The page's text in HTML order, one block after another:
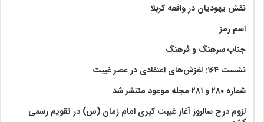
نقش یهودیان در واقعه کربلا
اسم رمز
جناب سرهنگ و فرهنگ
نشست ۱۶۴: لغزش‌های اعتقادی در عصر غیبت
شماره ۲۸۰ و ۲۸۱ مجله موعود منتشر شد
لزوم درج سالروز آغاز غیبت کبری امام زمان (س) در تقویم رسمی